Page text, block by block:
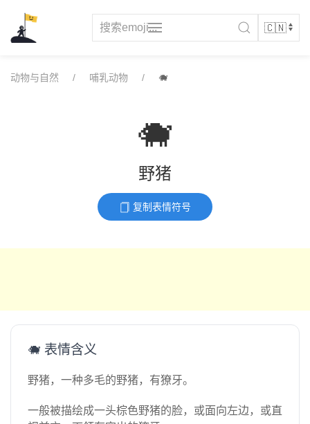
content
动物与自然 哺乳动物 🐗
🐗
野猪
复制表情符号
🐗 表情含义
野猪，一种多毛的野猪，有獠牙。
一般被描绘成一头棕色野猪的脸，或面向左边，或直